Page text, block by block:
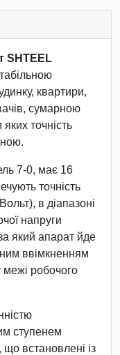
SHTEEL
квартири,
сумарною
точність
7-0, має 16
точність
в діапазоні
напруги
який апарат йде
ввімкненням
межі робочого
ступенем
що встановлені із